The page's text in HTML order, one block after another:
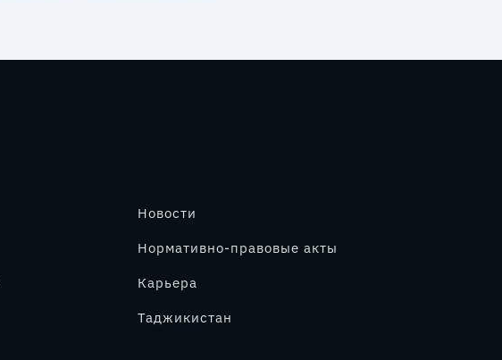
Новости
Нормативно-правовые акты
Карьера
Таджикистан